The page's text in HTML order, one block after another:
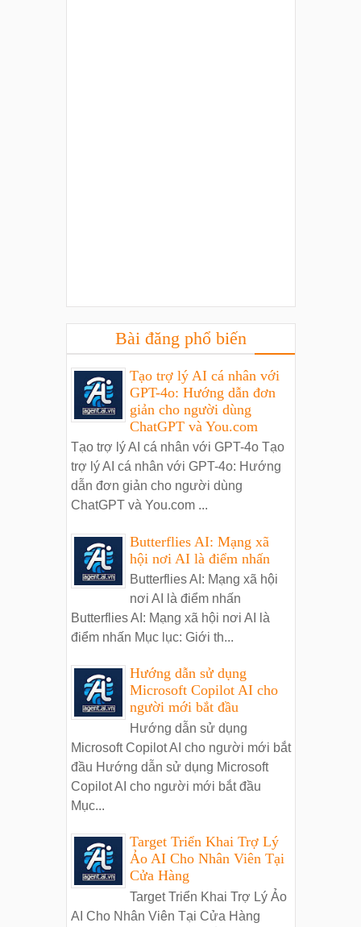
Bài đăng phổ biến
Tạo trợ lý AI cá nhân với
GPT-4o: Hướng dẫn đơn
giản cho người dùng
ChatGPT và You.com
Tạo trợ lý AI cá nhân với GPT-4o Tạo
trợ lý AI cá nhân với GPT-4o: Hướng
dẫn đơn giản cho người dùng
ChatGPT và You.com ...
Butterflies AI: Mạng xã
hội nơi AI là điểm nhấn
Butterflies AI: Mạng xã hội
nơi AI là điểm nhấn
Butterflies AI: Mạng xã hội nơi AI là
điểm nhấn Mục lục: Giới th...
Hướng dẫn sử dụng
Microsoft Copilot AI cho
người mới bắt đầu
Hướng dẫn sử dụng
Microsoft Copilot AI cho người mới bắt
đầu Hướng dẫn sử dụng Microsoft
Copilot AI cho người mới bắt đầu
Mục...
Target Triển Khai Trợ Lý
Ảo AI Cho Nhân Viên Tại
Cửa Hàng
Target Triển Khai Trợ Lý Ảo
AI Cho Nhân Viên Tại Cửa Hàng